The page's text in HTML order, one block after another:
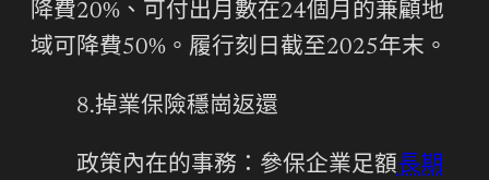
降費20%、可付出月數在24個月的兼顧地
域可降費50%。履行刻日截至2025年末。
8.掉業保險穩崗返還
政策內在的事務：參保企業足額長期